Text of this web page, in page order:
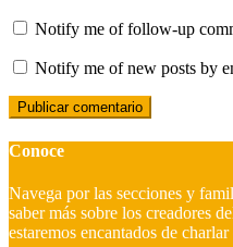
Notify me of follow-up
Notify me of new posts by
Conoce
Navega por las secciones y
saber más sobre los creadores
estaremos encantados de